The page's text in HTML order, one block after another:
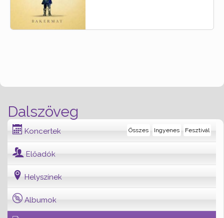
Dalszöveg
Koncertek Fesztivál
Ingyenes
Összes
Előadók
Helyszínek
Albumok